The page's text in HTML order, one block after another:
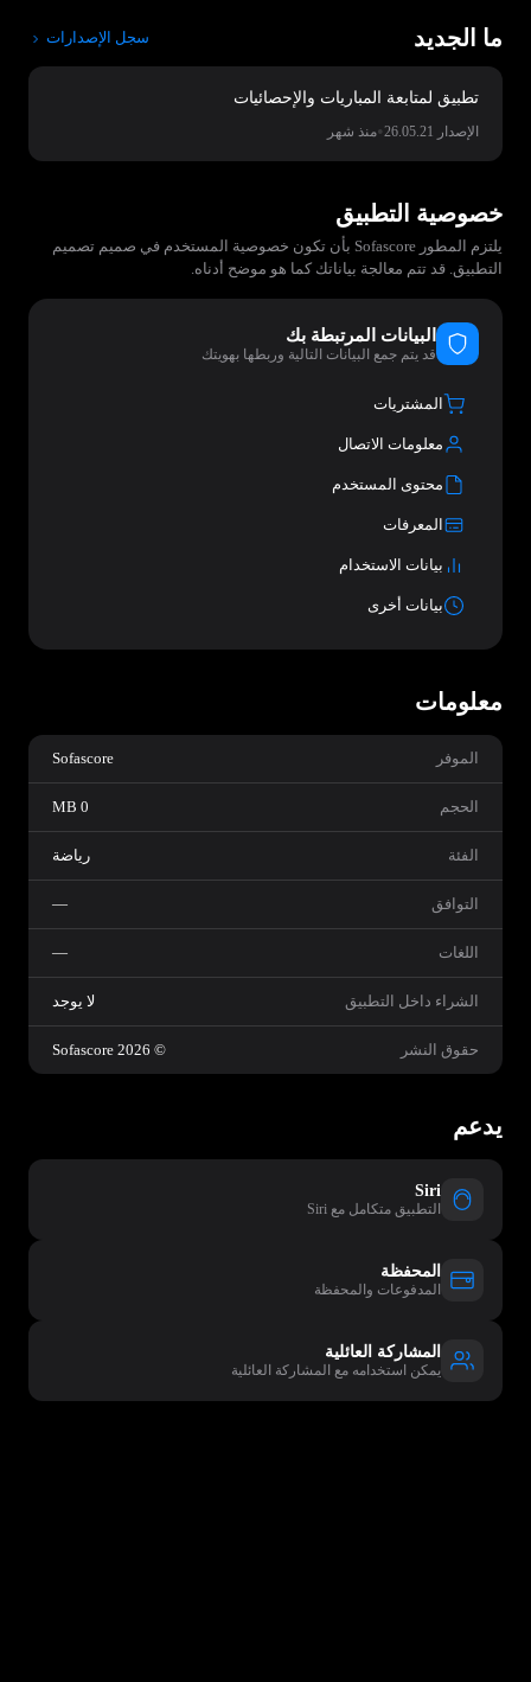
ما الجديد سجل الإصدارات
تطبيق لمتابعة المباريات والإحصائيات
الإصدار 26.05.21 •منذ شهر
خصوصية التطبيق
يلتزم المطور Sofascore‏ بأن تكون خصوصية المستخدم في صميم تصميم
التطبيق. قد تتم معالجة بياناتك كما هو موضح أدناه.
البيانات المرتبطة بك
قد يتم جمع البيانات التالية وربطها بهويتك
المشتريات
معلومات الاتصال
محتوى المستخدم
المعرفات
بيانات الاستخدام
بيانات أخرى
معلومات
الموفر Sofascore‏
الحجم 0 MB
الفئة رياضة
التوافق —
اللغات —
الشراء داخل التطبيق لا يوجد
حقوق النشر © 2026 Sofascore‏
يدعم
Siri
التطبيق متكامل مع Siri
المحفظة
المدفوعات والمحفظة
المشاركة العائلية
يمكن استخدامه مع المشاركة العائلية